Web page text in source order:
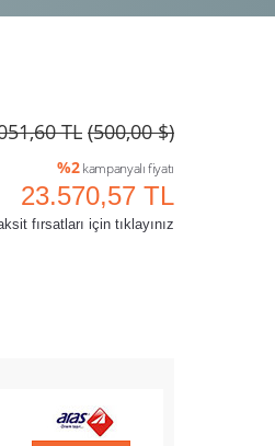
TL (500,00 $)
%2kampanyalı fiyatı
23.570,57 TL
fırsatları için tıklayınız